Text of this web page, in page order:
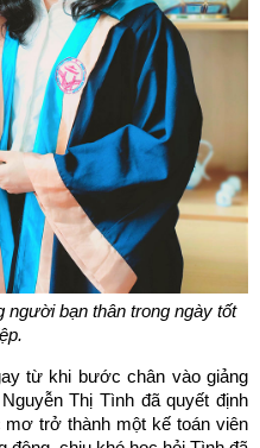
người bạn thân trong ngày tốt
từ khi bước chân vào giảng
Thị Tình đã quyết định
trở thành một kế toán viên